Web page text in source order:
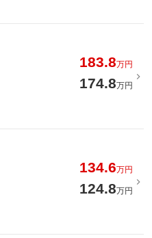
183.8万円
174.8万円
134.6万円
124.8万円